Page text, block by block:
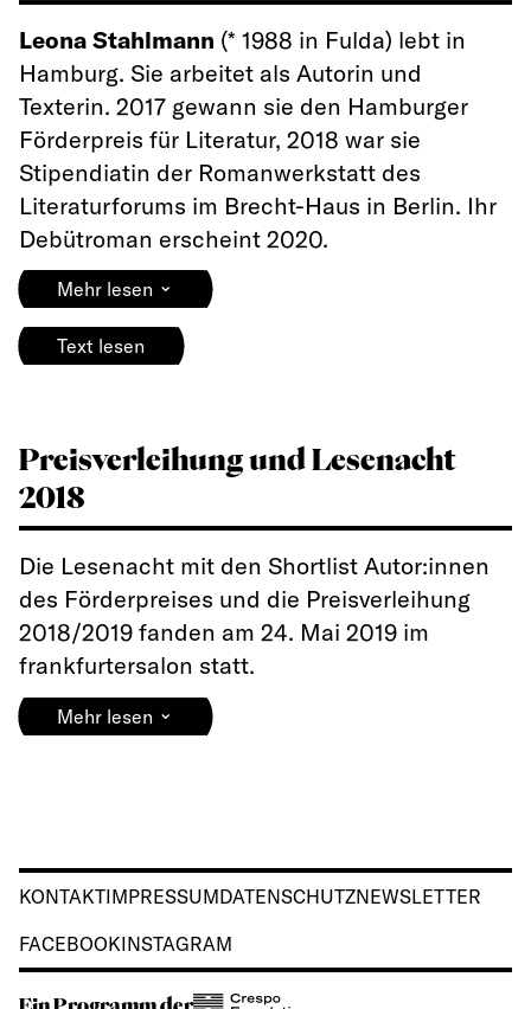
Leona Stahlmann (* 1988 in Fulda) lebt in
Hamburg. Sie arbeitet als Autorin und
Texterin. 2017 gewann sie den Hamburger
Förderpreis für Literatur, 2018 war sie
Stipendiatin der Romanwerkstatt des
Literaturforums im Brecht-Haus in Berlin. Ihr
Debütroman erscheint 2020.
Mehr lesen ⌄
Text lesen
Preisverleihung und Lesenacht
2018
Die Lesenacht mit den Shortlist Autor:innen
des Förderpreises und die Preisverleihung
2018/2019 fanden am 24. Mai 2019 im
frankfurtersalon statt.
Mehr lesen ⌄
KONTAKTIMPRESSUMDATENSCHUTZNEWSLETTER
FACEBOOKINSTAGRAM
Ein Programm der